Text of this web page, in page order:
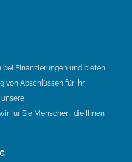
Finanzierungen und bieten
von Abschlüssen für Ihr
für Sie Menschen, die Ihnen